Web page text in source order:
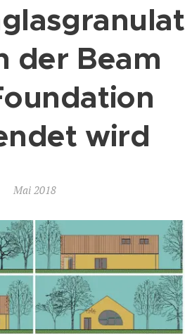
der Beam
wird
Mai 2018